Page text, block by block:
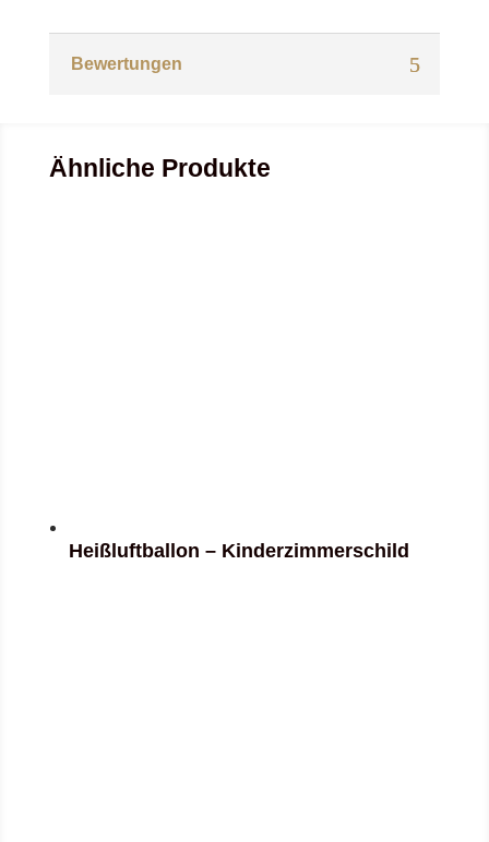
Bewertungen
Ähnliche Produkte
Heißluftballon – Kinderzimmerschild